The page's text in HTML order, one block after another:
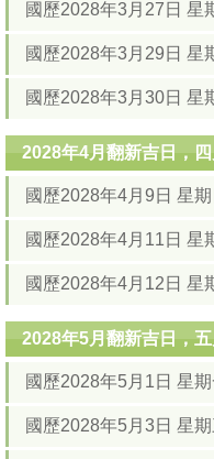
國歷2028年3月27日 星
國歷2028年3月29日 星
國歷2028年3月30日 星
2028年4月翻新吉日，
國歷2028年4月9日 星
國歷2028年4月11日 星
國歷2028年4月12日 星
2028年5月翻新吉日，
國歷2028年5月1日 星
國歷2028年5月3日 星